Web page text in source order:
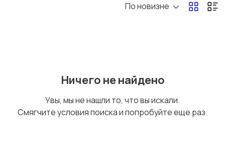
Добыча сырья,
По новизне
Ничего не найдено
Увы, мы не нашли то, что вы искали.
Смягчите условия поиска и попробуйте еще раз.